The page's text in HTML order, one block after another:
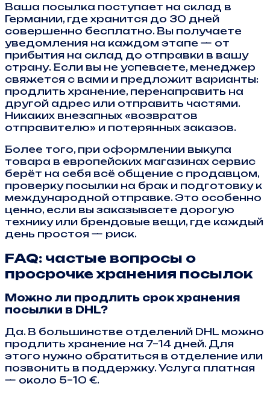
Ваша посылка поступает на склад в
Германии, где хранится до 30 дней
совершенно бесплатно. Вы получаете
уведомления на каждом этапе — от
прибытия на склад до отправки в вашу
страну. Если вы не успеваете, менеджер
свяжется с вами и предложит варианты:
продлить хранение, перенаправить на
другой адрес или отправить частями.
Никаких внезапных «возвратов
отправителю» и потерянных заказов.
Более того, при оформлении выкупа
товара в европейских магазинах сервис
берёт на себя всё общение с продавцом,
проверку посылки на брак и подготовку к
международной отправке. Это особенно
ценно, если вы заказываете дорогую
технику или брендовые вещи, где каждый
день простоя — риск.
FAQ: частые вопросы о
просрочке хранения посылок
Можно ли продлить срок хранения
посылки в DHL?
Да. В большинстве отделений DHL можно
продлить хранение на 7–14 дней. Для
этого нужно обратиться в отделение или
позвонить в поддержку. Услуга платная
— около 5–10 €.